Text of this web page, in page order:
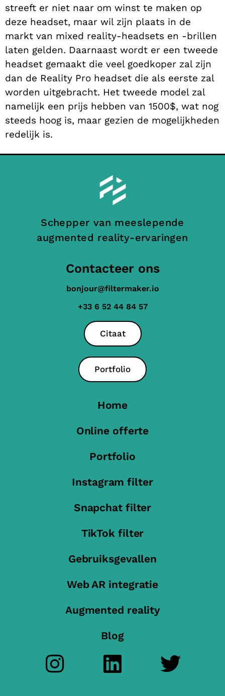
streeft er niet naar om winst te maken op
deze headset, maar wil zijn plaats in de
markt van mixed reality-headsets en -brillen
laten gelden. Daarnaast wordt er een tweede
headset gemaakt die veel goedkoper zal zijn
dan de Reality Pro headset die als eerste zal
worden uitgebracht. Het tweede model zal
namelijk een prijs hebben van 1500$, wat nog
steeds hoog is, maar gezien de mogelijkheden
redelijk is.
Schepper van meeslepende
augmented reality-ervaringen
Contacteer ons
bonjour@filtermaker.io
+33 6 52 44 84 57
Citaat
Portfolio
Home
Online offerte
Portfolio
Instagram filter
Snapchat filter
TikTok filter
Gebruiksgevallen
Web AR integratie
Augmented reality
Blog